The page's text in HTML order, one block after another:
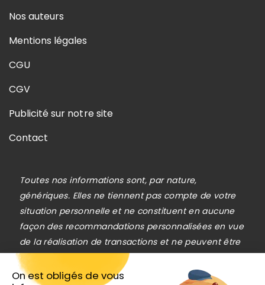
On est obligés de vous
Nos auteurs
Mentions légales
CGU
CGV
Publicité sur notre site
Contact
Toutes nos informations sont, par nature,
génériques. Elles ne tiennent pas compte de votre
situation personnelle et ne constituent en aucune
façon des recommandations personnalisées en vue
de la réalisation de transactions et ne peuvent être
assimilées à une prestation de conseil en
investissement financier, ni à une incitation